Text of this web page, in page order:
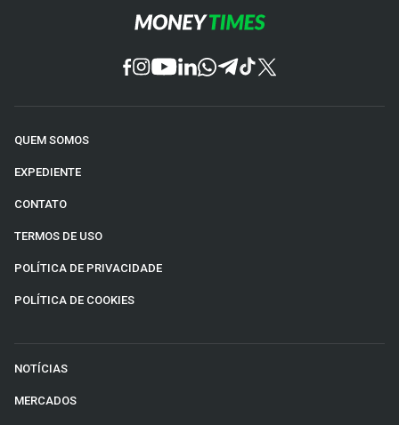
QUEM SOMOS
EXPEDIENTE
CONTATO
TERMOS DE USO
POLÍTICA DE PRIVACIDADE
POLÍTICA DE COOKIES
NOTÍCIAS
MERCADOS